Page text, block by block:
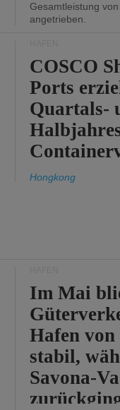
Gesamtleistung
angetrieben.
COSCO
Ports
Quartals-
Hongkong
Im Mai
Hafen von
stabil,
Savona-